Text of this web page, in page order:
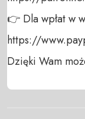
👉 Dla wpłat w
https://
Dzięki Wam